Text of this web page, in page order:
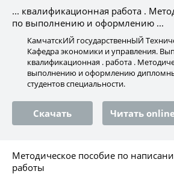
... квалификационная работа .
по выполнению и оформлению ...
КамчатскИЙ государственнЫЙ
Кафедра экономики и управления.
квалификационная . работа .
выполнению и оформлению
студентов специальности.
Скачать Читать online
Методическое пособие по
работы